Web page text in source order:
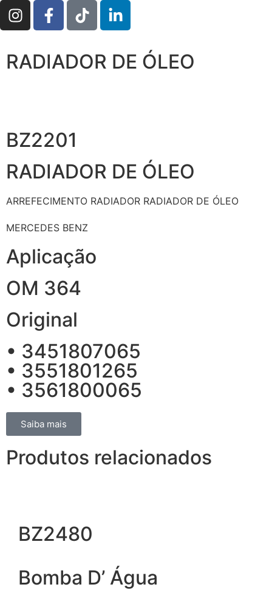
RADIADOR DE ÓLEO
BZ2201
RADIADOR DE ÓLEO
ARREFECIMENTO RADIADOR RADIADOR DE ÓLEO
MERCEDES BENZ
Aplicação
OM 364
Original
• 3451807065
• 3551801265
• 3561800065
Saiba mais
Produtos relacionados
BZ2480
Bomba D’ Água